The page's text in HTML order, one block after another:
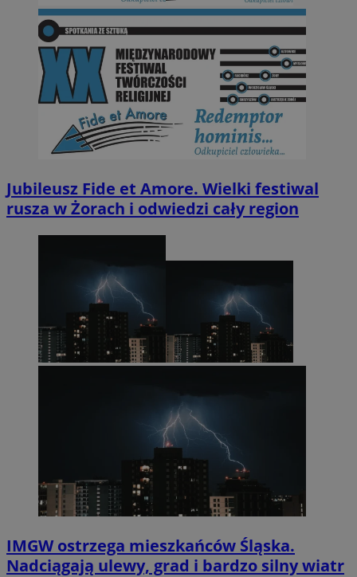
Jubileusz Fide et Amore. Wielki festiwal
rusza w Żorach i odwiedzi cały region
IMGW ostrzega mieszkańców Śląska.
Nadciągają ulewy, grad i bardzo silny wiatr